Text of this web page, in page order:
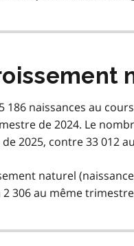
186 naissances au
de 2024. Le
2025, contre 33 012
naturel
306 au même